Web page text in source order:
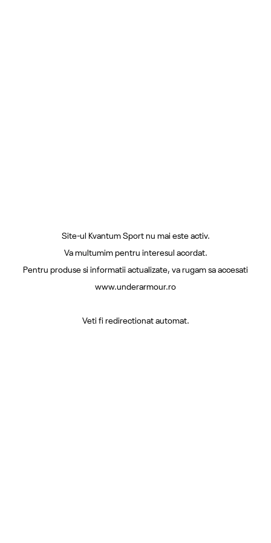
Site-ul Kvantum Sport nu mai este activ.
Va multumim pentru interesul acordat.
Pentru produse si informatii actualizate, va rugam sa accesati
www.underarmour.ro
Veti fi redirectionat automat.